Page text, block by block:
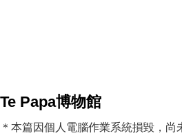
Te Papa博物館
＊本篇因個人電腦作業系統損毀，尚